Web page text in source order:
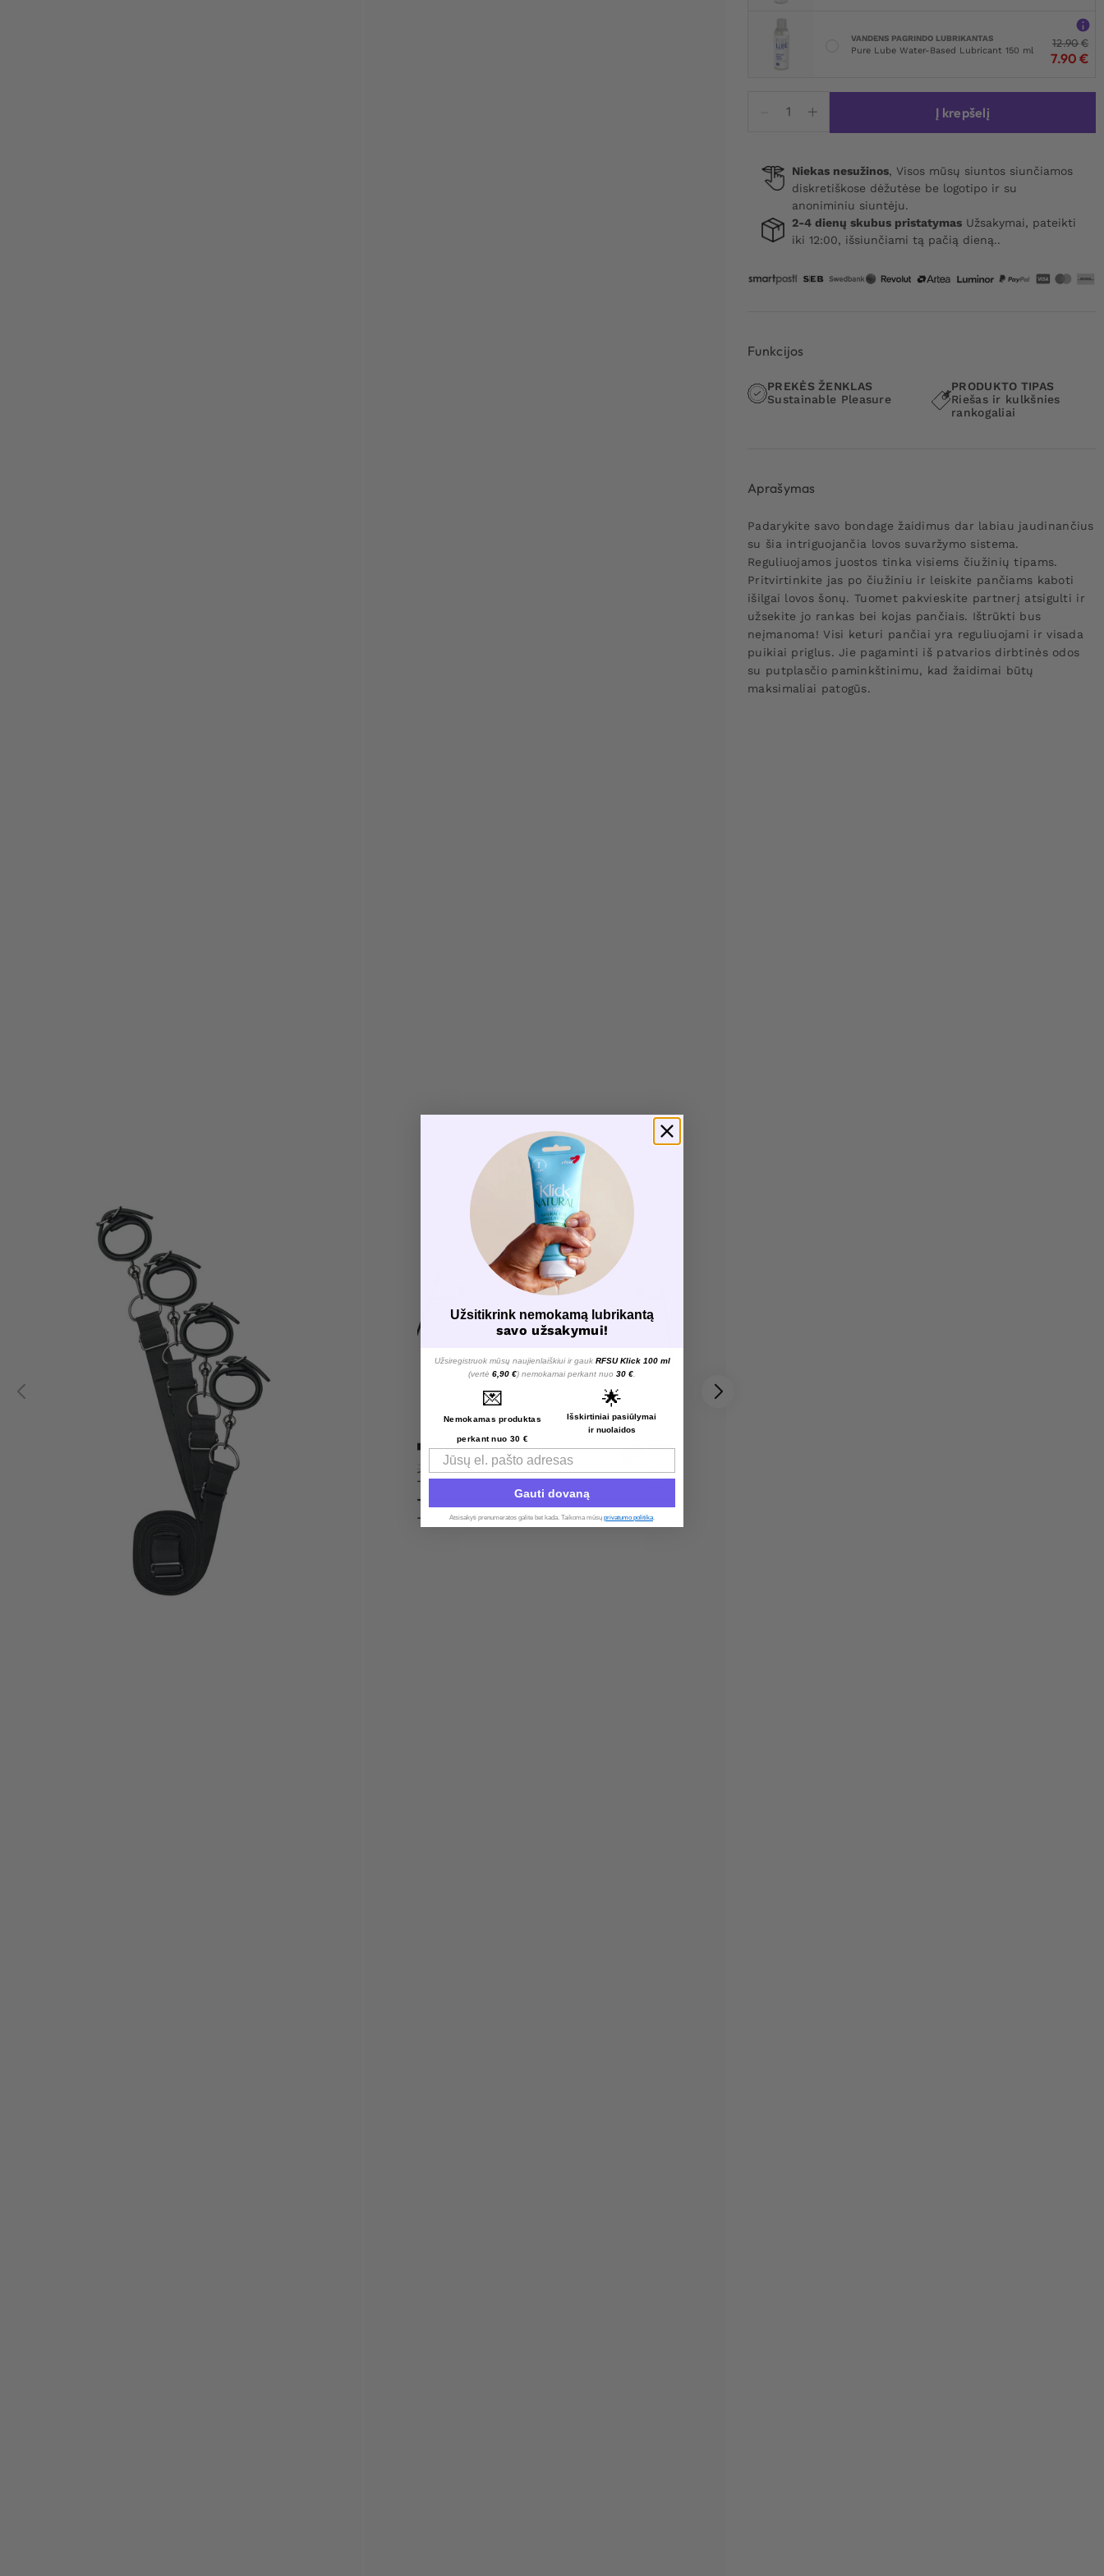
VANDENS PAGRINDO LUBRIKANTAS
Pure Lube Water-Based Lubricant 150 ml
12.90€
7.90 €
kiekis:
Bed
Restraint
System
Į krepšelį
Niekas nesužinos, Visos mūsų siuntos siunčiamos
diskretiškose dėžutėse be logotipo ir su
anoniminiu siuntėju.
2-4 dienų skubus pristatymas Užsakymai, pateikti
iki 12:00, išsiunčiami tą pačią dieną..
Funkcijos
PREKĖS ŽENKLAS
Sustainable Pleasure
PRODUKTO TIPAS
Riešas ir kulkšnies
rankogaliai
Aprašymas
Padarykite savo bondage žaidimus dar labiau jaudinančius
su šia intriguojančia lovos suvaržymo sistema.
Reguliuojamos juostos tinka visiems čiužinių tipams.
Pritvirtinkite jas po čiužiniu ir leiskite pančiams kaboti
išilgai lovos šonų. Tuomet pakvieskite partnerį atsigulti ir
užsekite jo rankas bei kojas pančiais. Ištrūkti bus
neįmanoma! Visi keturi pančiai yra reguliuojami ir visada
puikiai priglus. Jie pagaminti iš patvarios dirbtinės odos
su putplasčio paminkštinimu, kad žaidimai būtų
maksimaliai patogūs.
Užsitikrink nemokamą lubrikantą
savo užsakymui!
Užsiregistruok mūsų naujienlaiškiui ir gauk RFSU Klick 100 ml
(vertė 6,90 €) nemokamai perkant nuo 30 €
💌
Nemokamas produktas
perkant nuo 30 €
🌟
Išskirtiniai pasiūlymai
ir nuolaidos
Email
Gauti dovaną
Atsisakyti prenumeratos galite bet kada. Taikoma mūsų privatumo politika.​